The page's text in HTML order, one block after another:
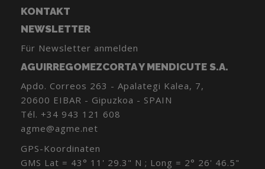
KONTAKT
NEWSLETTER
Für Newsletter anmelden
AGUIRREGOMEZCORTA Y MENDICUTE S.A.
Apdo. Correos 263 - Apalategi Kalea, 7,
20600 EIBAR - Gipuzkoa - SPAIN
Tél. +34 943 121 608
agme@agme.net
GPS-Koordinaten
GMS Lat = 43° 11' 29.3" N ; Long = 2° 26' 46.5"